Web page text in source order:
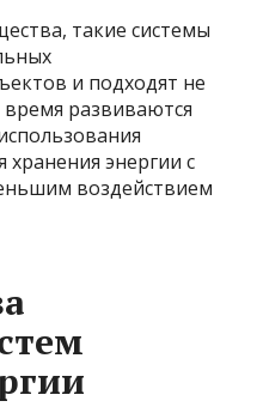
такие системы
и подходят не
развиваются
энергии с
воздействием